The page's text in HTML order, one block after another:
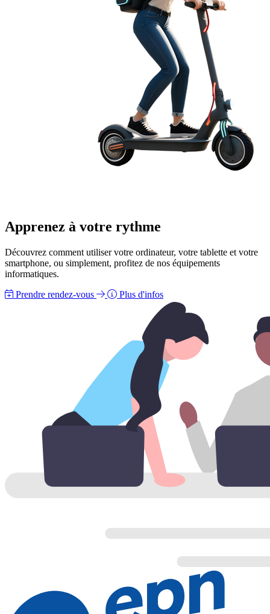
Apprenez à votre rythme
Découvrez comment utiliser votre ordinateur, votre tablette et votre
smartphone, ou simplement, profitez de nos équipements
informatiques.
Prendre rendez-vous
Plus d'infos